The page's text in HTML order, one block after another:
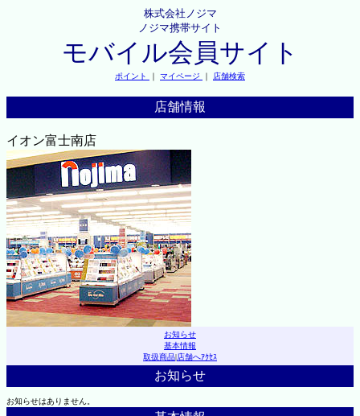
株式会社ノジマ
ノジマ携帯サイト
モバイル会員サイト
ポイント ｜ マイページ ｜ 店舗検索
店舗情報
イオン富士南店
お知らせ
基本情報
取扱商品|店舗へｱｸｾｽ
お知らせ
お知らせはありません。